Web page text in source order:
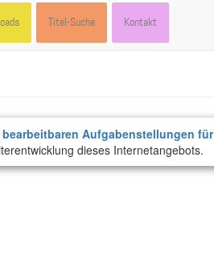
Titel-Suche Kontakt
Aufgabenstellungen für
dieses Internetangebots.